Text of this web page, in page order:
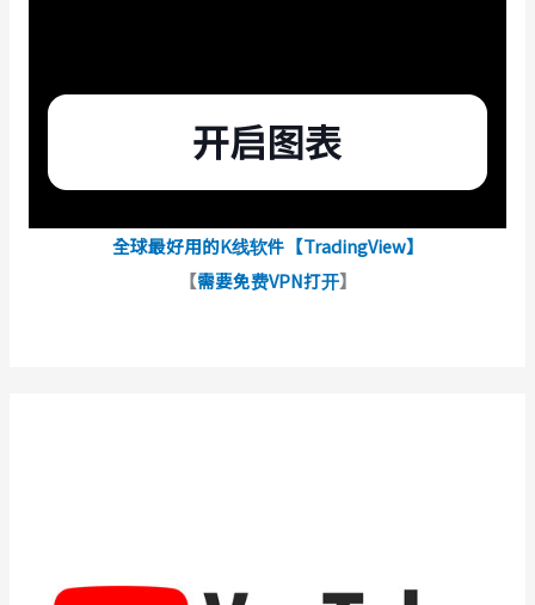
全球最好用的K线软件【TradingView】
【需要免费VPN打开】